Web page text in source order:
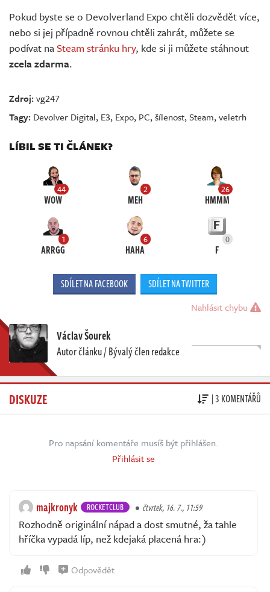
Pokud byste se o Devolverland Expo chtěli dozvědět více,
nebo si jej případně rovnou chtěli zahrát, můžete se
podívat naSteam stránku hry, kde si ji můžete stáhnout
zcela zdarma.
Zdroj:vg247
Tagy: Devolver Digital, E3, Expo, PC,šílenost,Steam,veletrh
LÍBIL SE TI ČLÁNEK?
44
WOW
2
MEH
26
HMMM
1
ARRGG
6
HAHA
0
F
SDÍLET NA FACEBOOK SDÍLET NA TWITTER
Nahlásit chybu
Václav Šourek
Autor článku / Bývalý člen redakce
DISKUZE | 3 KOMENTÁŘŮ
Pro napsání komentáře musíš být přihlášen.
Přihlásit se
majkronyk ROCKETCLUB čtvrtek, 16. 7., 11:59
Rozhodně originální nápad a dost smutné, ža tahle
hříčka vypadá líp, než kdejaká placená hra:)
Odpovědět